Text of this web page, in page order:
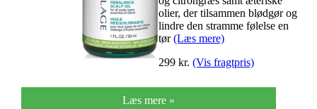
olier, der tilsammen blødgør og
lindre den stramme følelse en
tør(Læs mere)
299 kr. (Vis fragtpris)
Læs mere »